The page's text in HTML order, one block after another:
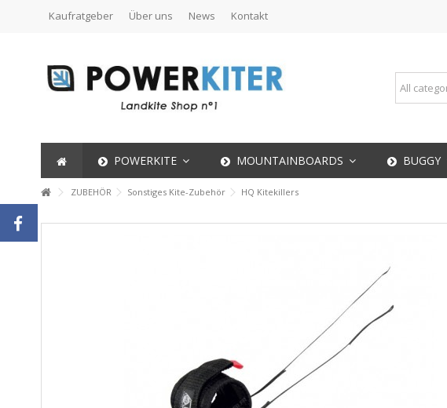
Kaufratgeber Über uns News Kontakt
POWERKITE MOUNTAINBOARDS BUGGY
ZUBEHÖR Sonstiges Kite-Zubehör HQ Kitekillers